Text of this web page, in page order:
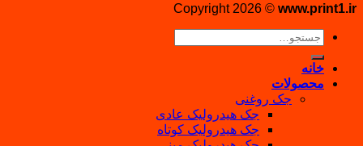
Copyright 2026 © www.print1.ir
جستجو
خانه
محصولات
جک روغنی
جک هیدرولیک عادی
جک هیدرولیک کوتاه